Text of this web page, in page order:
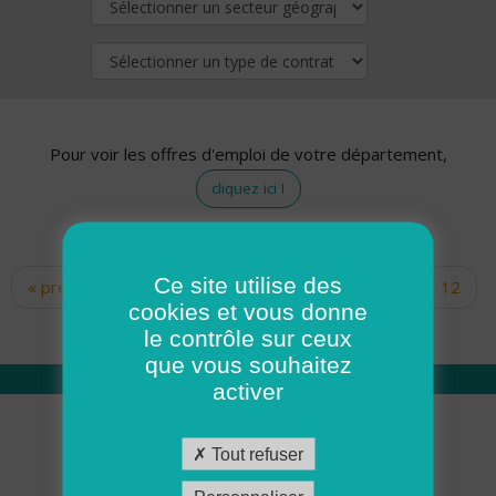
Pour voir les offres d'emploi de votre département,
cliquez ici !
Pages
« premier ‹ précédent … 10
12
14 15 16 17
Qui sommes nous
Académie ADMR
Ce site utilise des
cookies et vous donne
le contrôle sur ceux
que vous souhaitez
activer
Tout refuser